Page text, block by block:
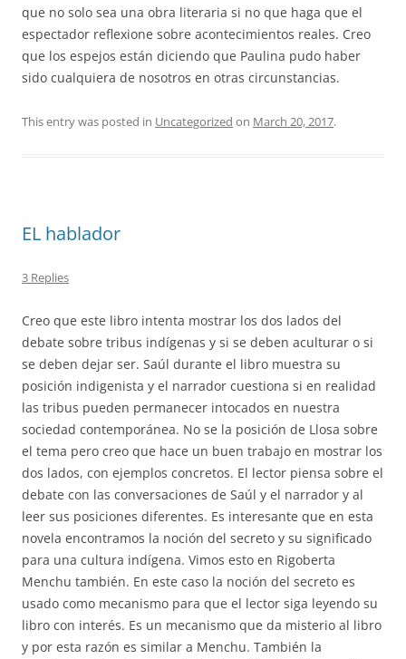
que no solo sea una obra literaria si no que haga que el
espectador reflexione sobre acontecimientos reales. Creo
que los espejos están diciendo que Paulina pudo haber
sido cualquiera de nosotros en otras circunstancias.
This entry was posted in Uncategorized on March 20, 2017.
EL hablador
3 Replies
Creo que este libro intenta mostrar los dos lados del
debate sobre tribus indígenas y si se deben aculturar o si
se deben dejar ser. Saúl durante el libro muestra su
posición indigenista y el narrador cuestiona si en realidad
las tribus pueden permanecer intocados en nuestra
sociedad contemporánea. No se la posición de Llosa sobre
el tema pero creo que hace un buen trabajo en mostrar los
dos lados, con ejemplos concretos. El lector piensa sobre el
debate con las conversaciones de Saúl y el narrador y al
leer sus posiciones diferentes. Es interesante que en esta
novela encontramos la noción del secreto y su significado
para una cultura indígena. Vimos esto en Rigoberta
Menchu también. En este caso la noción del secreto es
usado como mecanismo para que el lector siga leyendo su
libro con interés. Es un mecanismo que da misterio al libro
y por esta razón es similar a Menchu. También la